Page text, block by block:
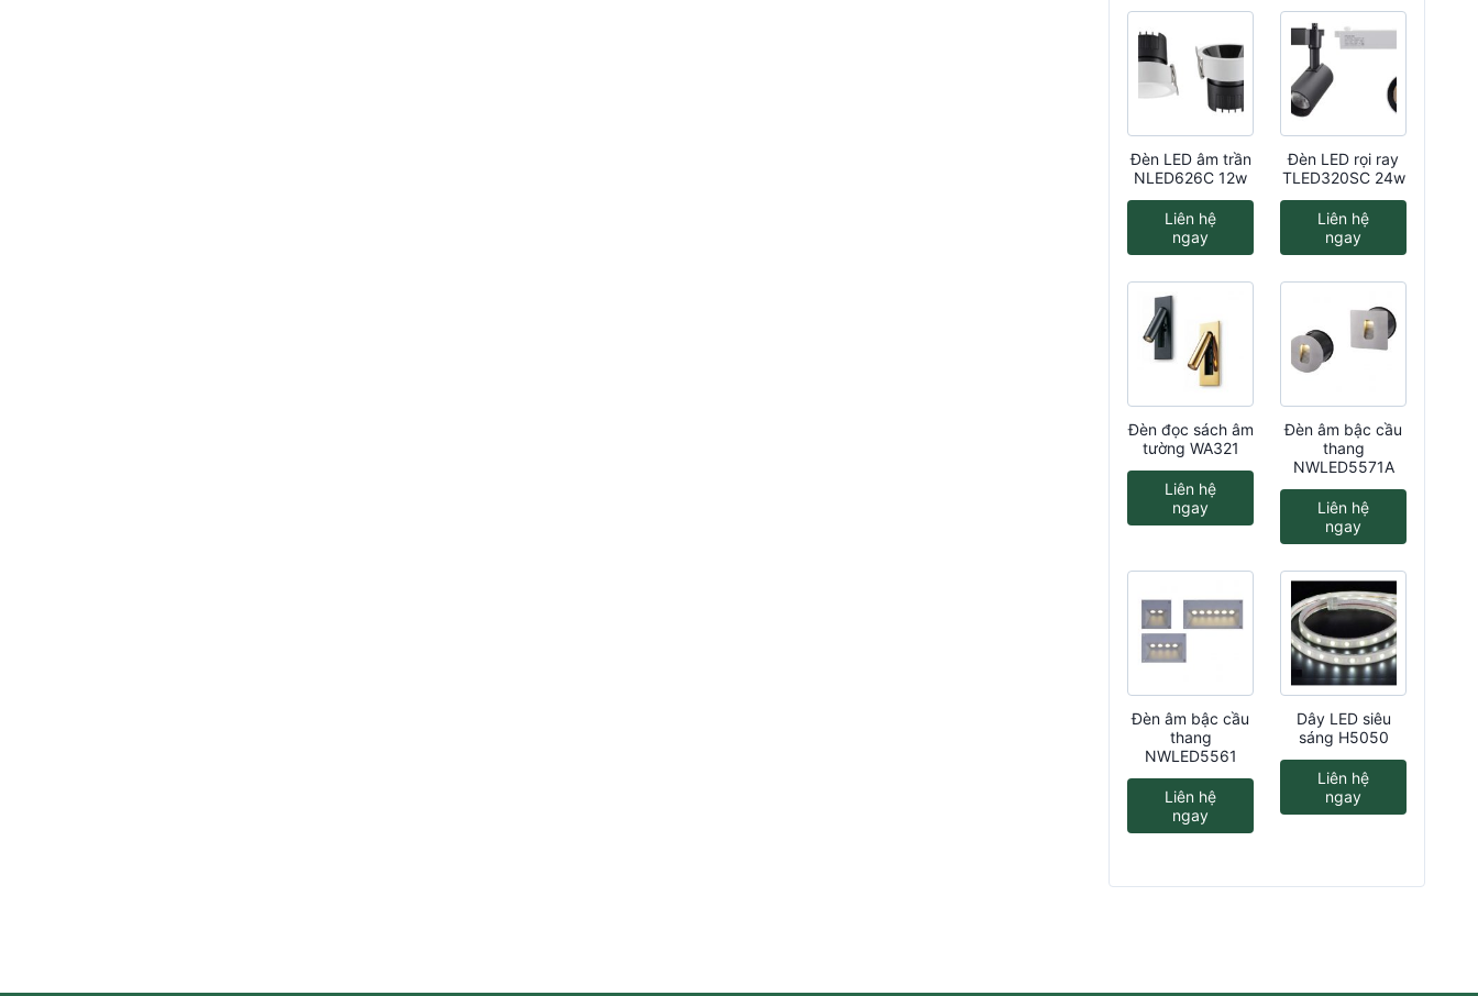
Đèn LED âm trần
NLED626C 12w
Liên hệ
ngay
Đèn LED rọi ray
TLED320SC 24w
Liên hệ
ngay
Đèn đọc sách âm
tường WA321
Liên hệ
ngay
Đèn âm bậc cầu
thang
NWLED5571A
Liên hệ
ngay
Đèn âm bậc cầu
thang
NWLED5561
Liên hệ
ngay
Dây LED siêu
sáng H5050
Liên hệ
ngay